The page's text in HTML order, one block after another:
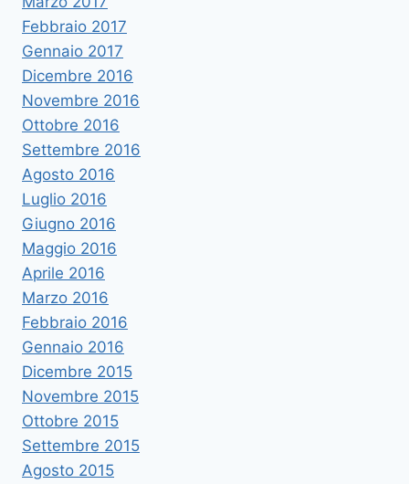
Febbraio 2017
Gennaio 2017
Dicembre 2016
Novembre 2016
Ottobre 2016
Settembre 2016
Agosto 2016
Luglio 2016
Giugno 2016
Maggio 2016
Aprile 2016
Marzo 2016
Febbraio 2016
Gennaio 2016
Dicembre 2015
Novembre 2015
Ottobre 2015
Settembre 2015
Agosto 2015